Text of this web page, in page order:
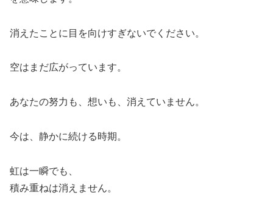
消えたことに目を向けすぎないでください。
空はまだ広がっています。
あなたの努力も、想いも、消えていません。
今は、静かに続ける時期。
虹は一瞬でも、
積み重ねは消えません。